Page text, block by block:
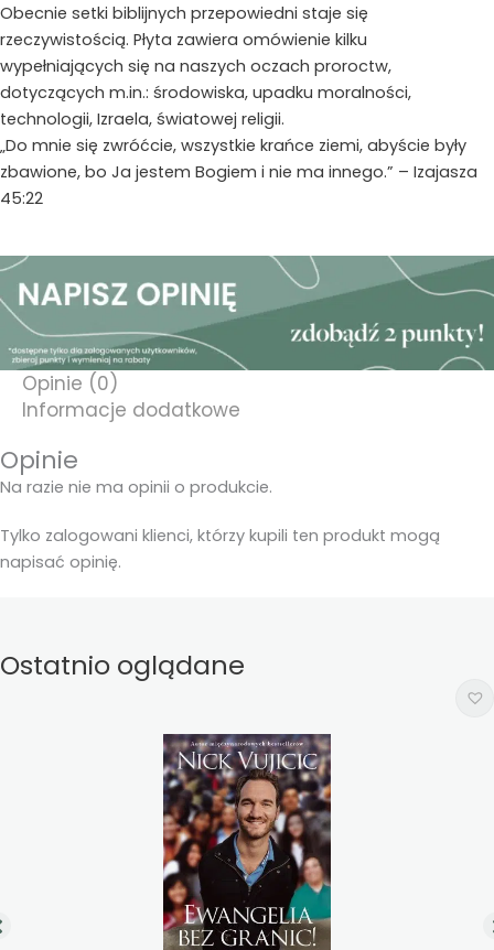
Obecnie setki biblijnych przepowiedni staje się
rzeczywistością. Płyta zawiera omówienie kilku
wypełniających się na naszych oczach proroctw,
dotyczących m.in.: środowiska, upadku moralności,
technologii, Izraela, światowej religii.
„Do mnie się zwróćcie, wszystkie krańce ziemi, abyście były
zbawione, bo Ja jestem Bogiem i nie ma innego.” – Izajasza
45:22
Opinie (0)
Informacje dodatkowe
Opinie
Na razie nie ma opinii o produkcie.
Tylko zalogowani klienci, którzy kupili ten produkt mogą
napisać opinię.
Ostatnio oglądane